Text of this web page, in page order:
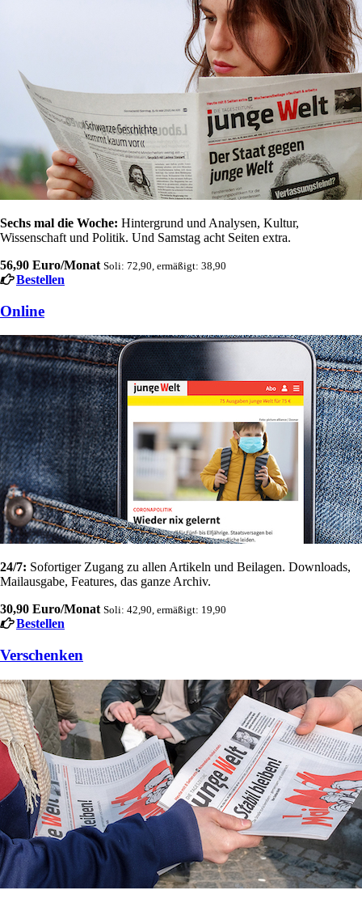
Sechs mal die Woche: Hintergrund und Analysen, Kultur,
Wissenschaft und Politik. Und Samstag acht Seiten extra.
56,90 Euro/Monat Soli: 72,90, ermäßigt: 38,90
Bestellen
Online
24/7: Sofortiger Zugang zu allen Artikeln und Beilagen. Downloads,
Mailausgabe, Features, das ganze Archiv.
30,90 Euro/Monat Soli: 42,90, ermäßigt: 19,90
Bestellen
Verschenken